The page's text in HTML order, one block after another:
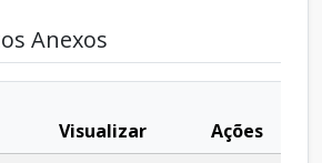
Anexos
Visualizar Ações